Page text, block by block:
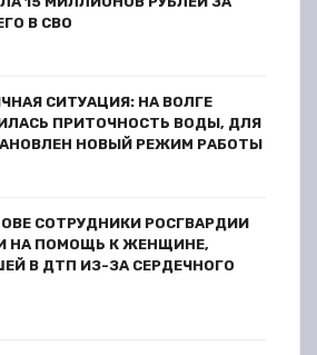
В СВО
СИТУАЦИЯ: НА ВОЛГЕ
ПРИТОЧНОСТЬ ВОДЫ, ДЛЯ
НОВЫЙ РЕЖИМ РАБОТЫ
СОТРУДНИКИ РОСГВАРДИИ
НА ПОМОЩЬ К ЖЕНЩИНЕ,
В ДТП ИЗ-ЗА СЕРДЕЧНОГО